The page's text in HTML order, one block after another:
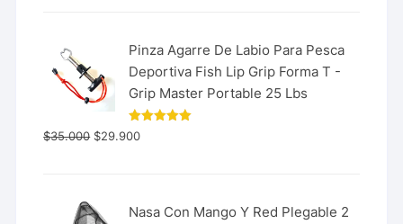
Pinza Agarre De Labio Para Pesca
Deportiva Fish Lip Grip Forma T -
Grip Master Portable 25 Lbs
Valorado
con
$35.000 $29.900
Nasa Con Mango Y Red Plegable 2